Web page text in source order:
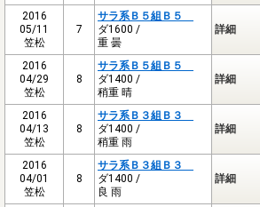
2016
05/11
笠松
7
サラ系Ｂ５組Ｂ５
ダ1600 /
重 曇
詳細
2016
04/29
笠松
8
サラ系Ｂ５組Ｂ５
ダ1400 /
稍重 晴
詳細
2016
04/13
笠松
8
サラ系Ｂ３組Ｂ３
ダ1400 /
稍重 雨
詳細
2016
04/01
笠松
8
サラ系Ｂ３組Ｂ３
ダ1400 /
良 雨
詳細